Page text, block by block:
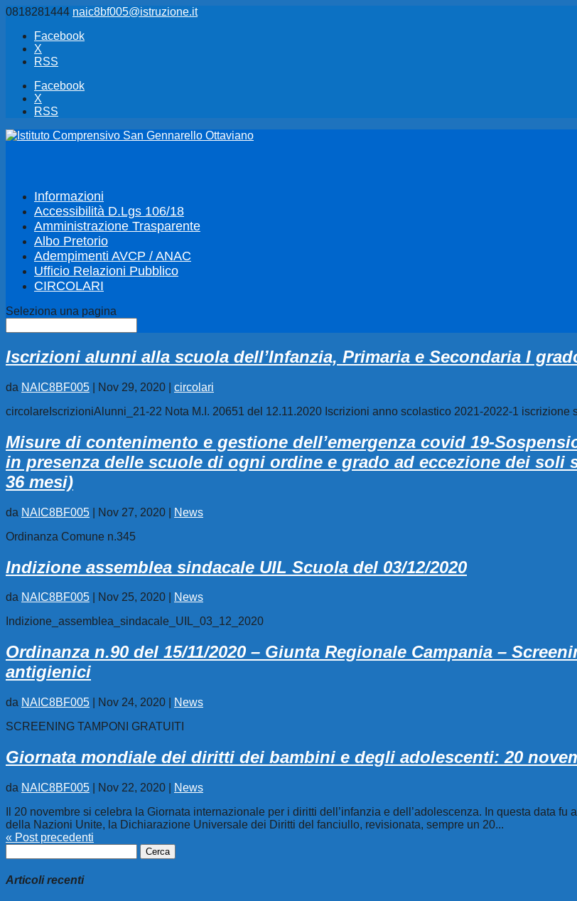
0818281444 naic8bf005@istruzione.it
Facebook
X
RSS
Facebook
X
RSS
Informazioni
Accessibilità D.Lgs 106/18
Amministrazione Trasparente
Albo Pretorio
Adempimenti AVCP / ANAC
Ufficio Relazioni Pubblico
CIRCOLARI
Seleziona una pagina
Iscrizioni alunni alla scuola dell’Infanzia, Primaria e Secondaria I
da NAIC8BF005 Nov 29, 2020
circolari
circolareIscrizioniAlunni_21-22 Nota M.I. 20651 del 12.11.2020 Iscrizioni anno scolastico 2021-2022-1 iscrizione
Misure di contenimento e gestione dell’emergenza covid 19-
in presenza delle scuole di ogni ordine e grado ad eccezione dei soli
36 mesi)
da NAIC8BF005 Nov 27, 2020
News
Ordinanza Comune n.345
Indizione assemblea sindacale UIL Scuola del 03/12/2020
da NAIC8BF005 Nov 25, 2020
News
Indizione_assemblea_sindacale_UIL_03_12_2020
Ordinanza n.90 del 15/11/2020 – Giunta Regionale Campania –
antigienici
da NAIC8BF005 Nov 24, 2020
News
SCREENING TAMPONI GRATUITI
Giornata mondiale dei diritti dei bambini e degli adolescenti: 20
da NAIC8BF005 Nov 22, 2020
News
Il 20 novembre si celebra la Giornata internazionale per i diritti dell’infanzia e dell’adolescenza. In questa data fu
della Nazioni Unite, la Dichiarazione Universale dei Diritti del fanciullo, revisionata, sempre un 20...
« Post precedenti
per:
Articoli recenti